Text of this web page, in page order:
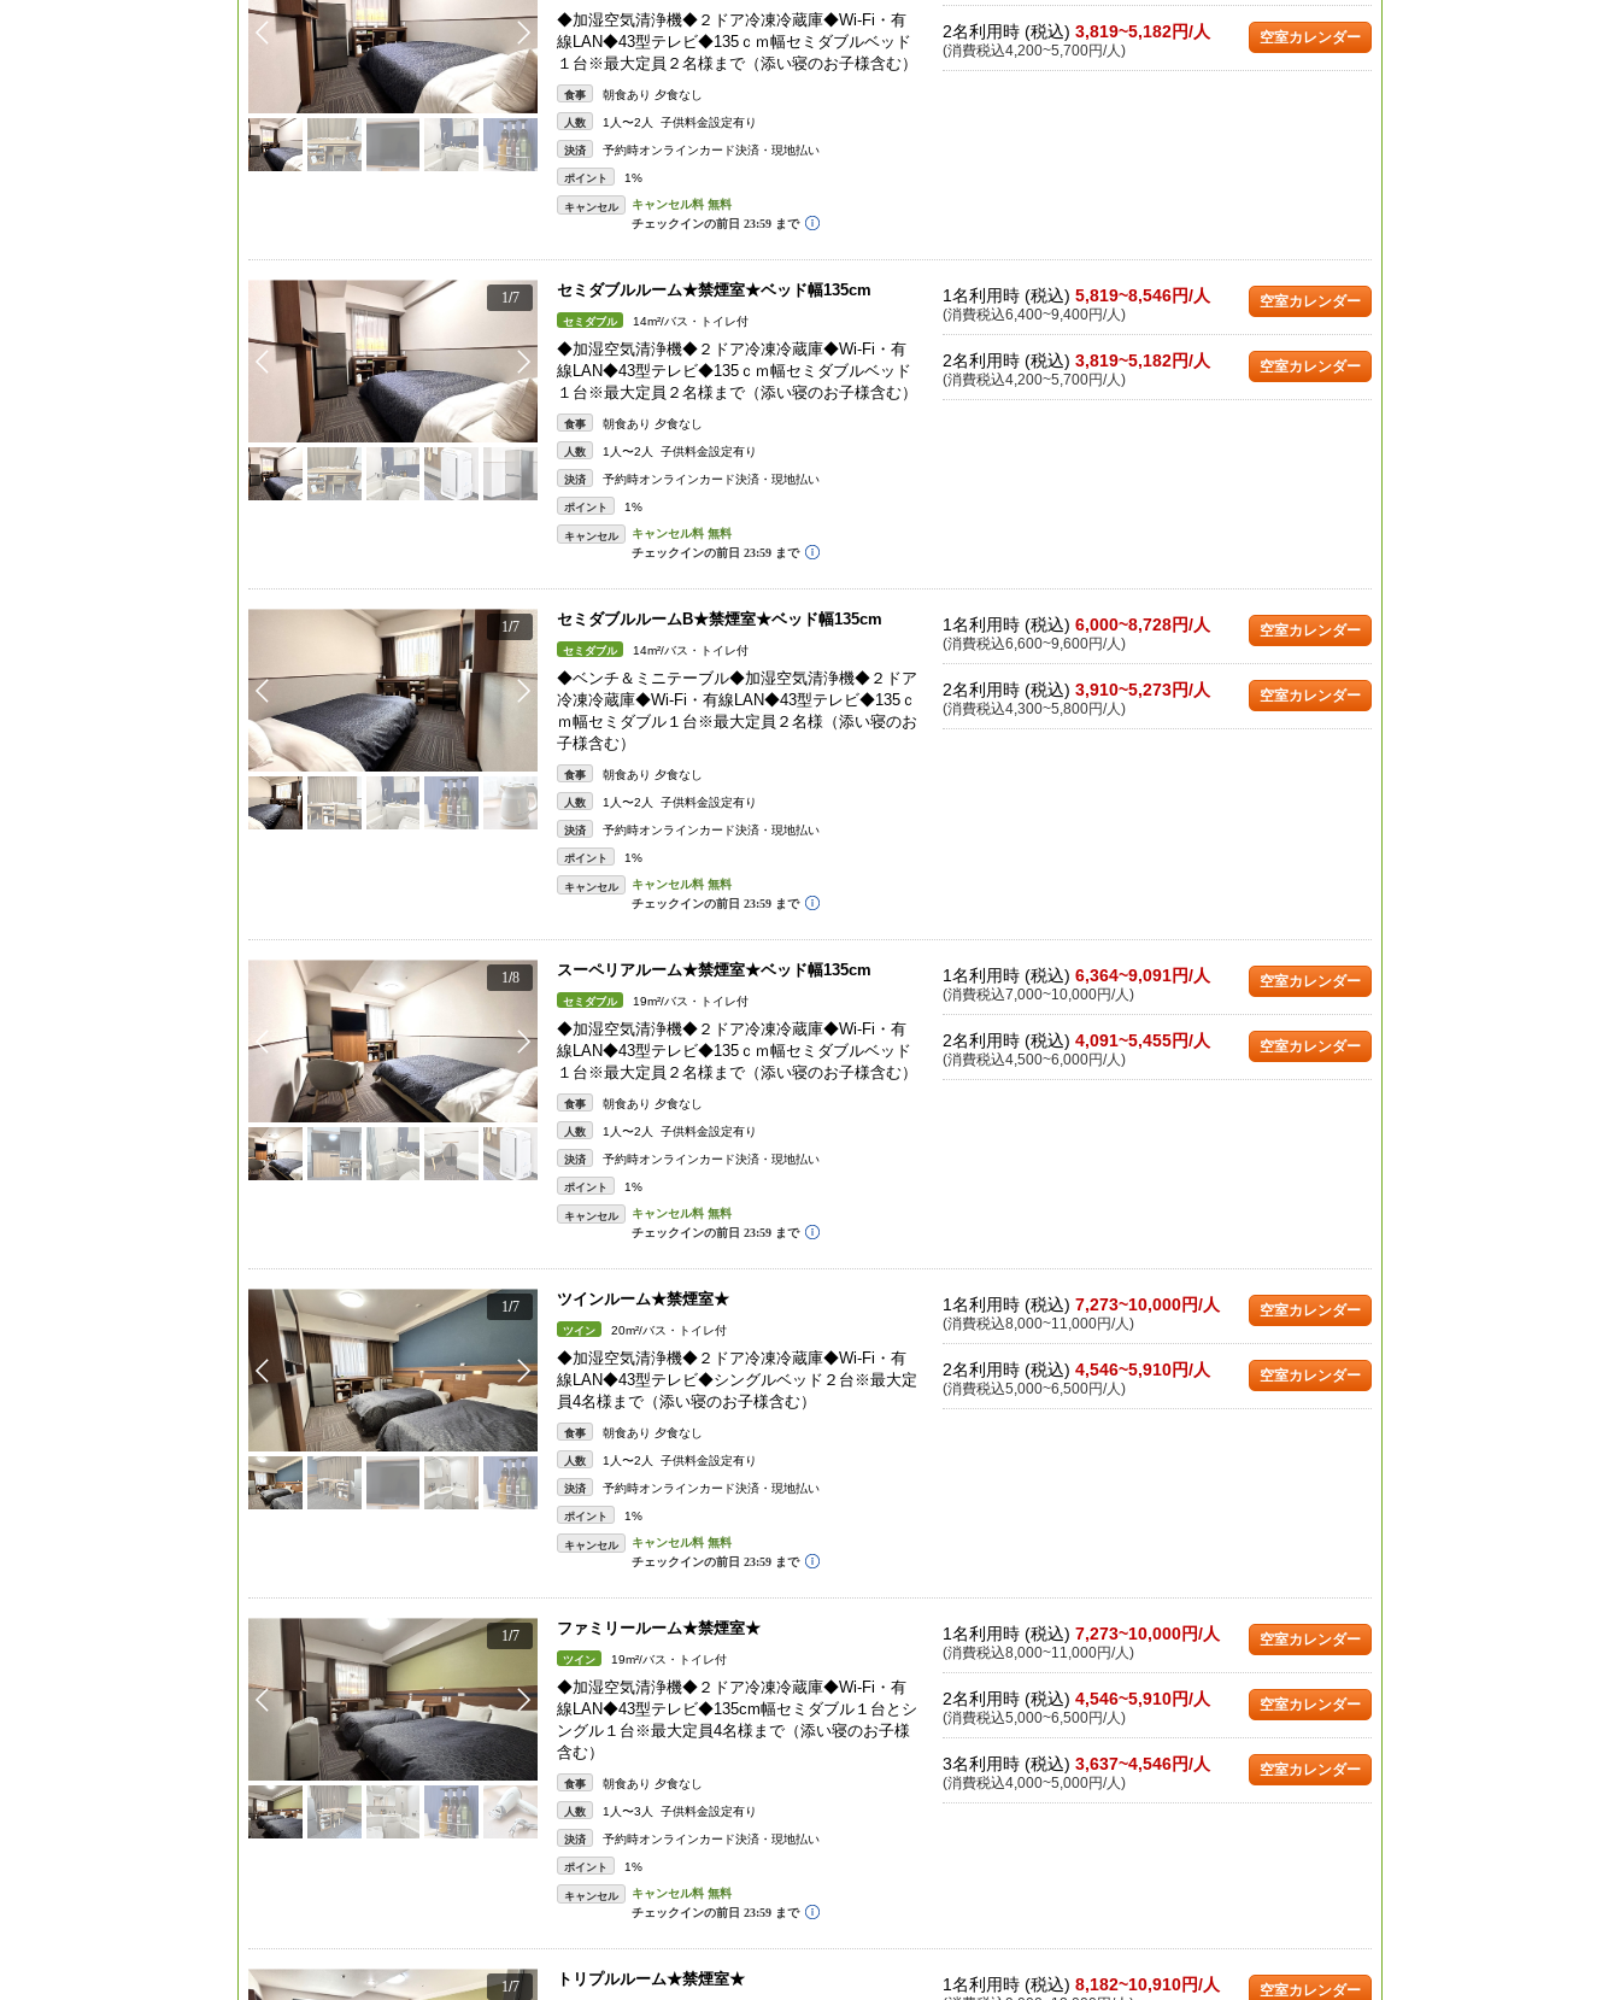
◆加湿空気清浄機◆２ドア冷凍冷蔵庫◆Wi-Fi・有
線LAN◆43型テレビ◆135ｃｍ幅セミダブルベッド
１台※最大定員２名様まで（添い寝のお子様含む）
食事 朝食あり 夕食なし
人数 1人〜2人 子供料金設定有り
決済 予約時オンラインカード決済・現地払い
ポイント 1%
キャンセル
2名利用時 (税込) 3,819~5,182円/人
(消費税込4,200~5,700円/人)
空室カレンダー
1/7 セミダブルルーム★禁煙室★ベッド幅135cm
セミダブル 14m²/バス・トイレ付
◆加湿空気清浄機◆２ドア冷凍冷蔵庫◆Wi-Fi・有
線LAN◆43型テレビ◆135ｃｍ幅セミダブルベッド
１台※最大定員２名様まで（添い寝のお子様含む）
食事 朝食あり 夕食なし
人数 1人〜2人 子供料金設定有り
決済 予約時オンラインカード決済・現地払い
ポイント 1%
キャンセル
1名利用時 (税込) 5,819~8,546円/人
(消費税込6,400~9,400円/人)
空室カレンダー
2名利用時 (税込) 3,819~5,182円/人
(消費税込4,200~5,700円/人)
空室カレンダー
1/7 セミダブルルームB★禁煙室★ベッド幅135cm
セミダブル 14m²/バス・トイレ付
◆ベンチ＆ミニテーブル◆加湿空気清浄機◆２ドア
冷凍冷蔵庫◆Wi-Fi・有線LAN◆43型テレビ◆135ｃ
ｍ幅セミダブル１台※最大定員２名様（添い寝のお
子様含む）
食事 朝食あり 夕食なし
人数 1人〜2人 子供料金設定有り
決済 予約時オンラインカード決済・現地払い
ポイント 1%
キャンセル
1名利用時 (税込) 6,000~8,728円/人
(消費税込6,600~9,600円/人)
空室カレンダー
2名利用時 (税込) 3,910~5,273円/人
(消費税込4,300~5,800円/人)
空室カレンダー
1/8 スーペリアルーム★禁煙室★ベッド幅135cm
セミダブル 19m²/バス・トイレ付
◆加湿空気清浄機◆２ドア冷凍冷蔵庫◆Wi-Fi・有
線LAN◆43型テレビ◆135ｃｍ幅セミダブルベッド
１台※最大定員２名様まで（添い寝のお子様含む）
食事 朝食あり 夕食なし
人数 1人〜2人 子供料金設定有り
決済 予約時オンラインカード決済・現地払い
ポイント 1%
キャンセル
1名利用時 (税込) 6,364~9,091円/人
(消費税込7,000~10,000円/人)
空室カレンダー
2名利用時 (税込) 4,091~5,455円/人
(消費税込4,500~6,000円/人)
空室カレンダー
1/7 ツインルーム★禁煙室★
ツイン 20m²/バス・トイレ付
◆加湿空気清浄機◆２ドア冷凍冷蔵庫◆Wi-Fi・有
線LAN◆43型テレビ◆シングルベッド２台※最大定
員4名様まで（添い寝のお子様含む）
食事 朝食あり 夕食なし
人数 1人〜2人 子供料金設定有り
決済 予約時オンラインカード決済・現地払い
ポイント 1%
キャンセル
1名利用時 (税込) 7,273~10,000円/人
(消費税込8,000~11,000円/人)
空室カレンダー
2名利用時 (税込) 4,546~5,910円/人
(消費税込5,000~6,500円/人)
空室カレンダー
1/7 ファミリールーム★禁煙室★
ツイン 19m²/バス・トイレ付
◆加湿空気清浄機◆２ドア冷凍冷蔵庫◆Wi-Fi・有
線LAN◆43型テレビ◆135cm幅セミダブル１台とシ
ングル１台※最大定員4名様まで（添い寝のお子様
含む）
食事 朝食あり 夕食なし
人数 1人〜3人 子供料金設定有り
決済 予約時オンラインカード決済・現地払い
ポイント 1%
キャンセル
1名利用時 (税込) 7,273~10,000円/人
(消費税込8,000~11,000円/人)
空室カレンダー
2名利用時 (税込) 4,546~5,910円/人
(消費税込5,000~6,500円/人)
空室カレンダー
3名利用時 (税込) 3,637~4,546円/人
(消費税込4,000~5,000円/人)
空室カレンダー
1/7 トリプルルーム★禁煙室★ 1名利用時 (税込) 8,182~10,910円/人 空室カレンダー